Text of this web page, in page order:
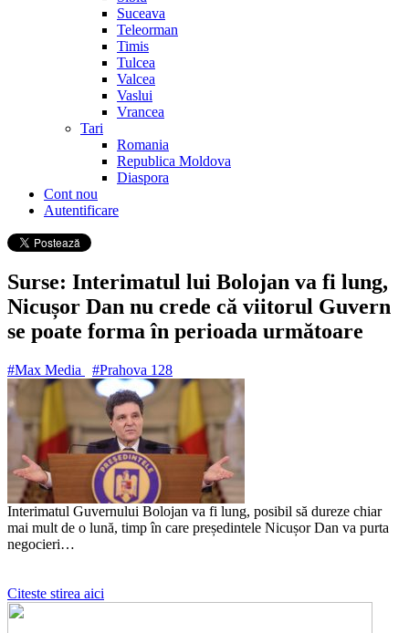
Suceava
Teleorman
Timis
Tulcea
Valcea
Vaslui
Vrancea
Tari
Romania
Republica Moldova
Diaspora
Cont nou
Autentificare
Surse: Interimatul lui Bolojan va fi lung,
Nicușor Dan nu crede că viitorul Guvern
se poate forma în perioada următoare
#Max Media #Prahova 128
Interimatul Guvernului Bolojan va fi lung, posibil să dureze chiar
mai mult de o lună, timp în care președintele Nicușor Dan va purta
negocieri…
Citeste stirea aici